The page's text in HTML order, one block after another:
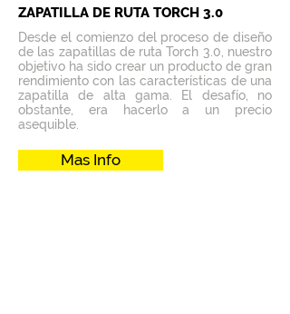
ZAPATILLA DE RUTA TORCH 3.0
Desde el comienzo del proceso de diseño
de las zapatillas de ruta Torch 3.0, nuestro
objetivo ha sido crear un producto de gran
rendimiento con las características de una
zapatilla de alta gama. El desafío, no
obstante, era hacerlo a un precio
asequible.
Mas Info